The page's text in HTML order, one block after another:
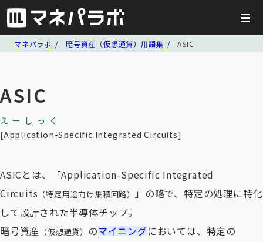
マネパラボ 暗号資産（仮想通貨）用語集 ASIC
ASIC
えーしっく
Application-Specific Integrated Circuits
ASICとは、「Application-Specific Integrated
Circuits （特定用途向け集積回路）
」の略で、特定の処理に特化
して設計された半導体チップ。
暗号資産 （仮想通貨） のマイニングにおいては、特定の